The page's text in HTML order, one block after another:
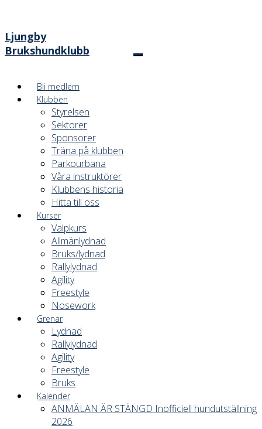
Ljungby
Brukshundklubb
Bli medlem
Klubben
Styrelsen
Sektorer
Sponsorer
Träna på klubben
Parkourbana
Våra instruktörer
Klubbens historia
Hitta till oss
Kurser
Valpkurs
Allmänlydnad
Bruks/lydnad
Rallylydnad
Agility
Freestyle
Nosework
Grenar
Lydnad
Rallylydnad
Agility
Freestyle
Bruks
Kalender
ANMÄLAN ÄR STÄNGD Inofficiell hundutställning
2026